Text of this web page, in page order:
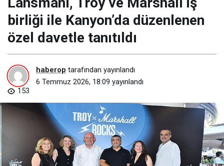
birliği ile Kanyon’da düzenlenen
özel davetle tanıtıldı
haberop tarafından yayınlandı
6 Temmuz 2026, 18:09 yayınlandı
153